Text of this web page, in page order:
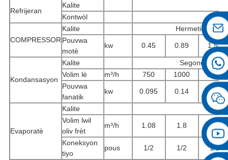
Refrijeran
Kalite
Kontwòl
COMPRESSOR
Kalite
Hermetic-rotary
Pouvwa
motè
kw 0.45 0.89 1.52
Kondansasyon
Kalite
Segondè
Volim lè
m³/h 750 1000
1500
Pouvwa
fanatik
kw 0.095 0.14 0.18
Evaporatè
Kalite
Volim lwil
oliv frèt
m³/h 1.08 1.8 2.3
Koneksyon
tiyo
pous 1/2 1/2 1/2